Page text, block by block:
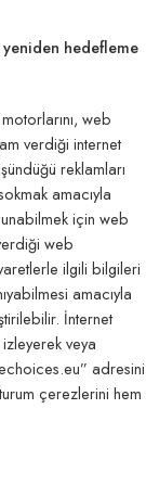
hedefleme
web
verdiği internet
reklamları
amacıyla
için web
web
ilgili bilgileri
amacıyla
İnternet
izleyerek veya
adresini
çerezlerini hem